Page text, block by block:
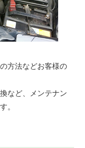
方法などお客様の
など、メンテナン
。